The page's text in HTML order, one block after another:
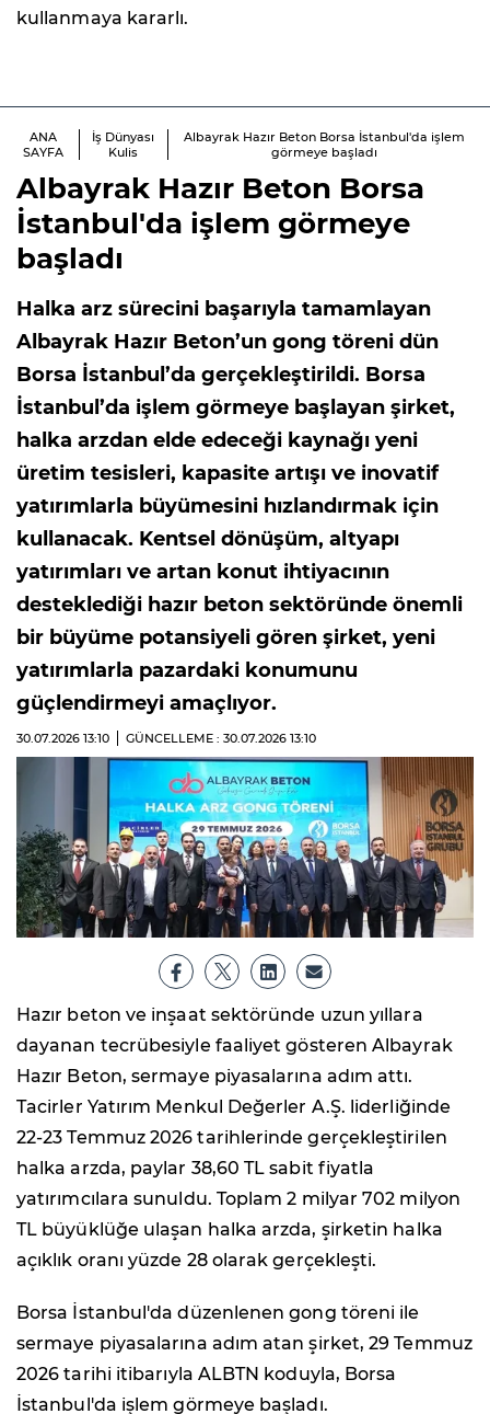
kullanmaya kararlı.
ANA
SAYFA
İş Dünyası
Kulis
Albayrak Hazır Beton Borsa İstanbul'da işlem
görmeye başladı
Albayrak Hazır Beton Borsa
İstanbul'da işlem görmeye
başladı
Halka arz sürecini başarıyla tamamlayan
Albayrak Hazır Beton’un gong töreni dün
Borsa İstanbul’da gerçekleştirildi. Borsa
İstanbul’da işlem görmeye başlayan şirket,
halka arzdan elde edeceği kaynağı yeni
üretim tesisleri, kapasite artışı ve inovatif
yatırımlarla büyümesini hızlandırmak için
kullanacak. Kentsel dönüşüm, altyapı
yatırımları ve artan konut ihtiyacının
desteklediği hazır beton sektöründe önemli
bir büyüme potansiyeli gören şirket, yeni
yatırımlarla pazardaki konumunu
güçlendirmeyi amaçlıyor.
30.07.2026 13:10 GÜNCELLEME : 30.07.2026 13:10
Hazır beton ve inşaat sektöründe uzun yıllara
dayanan tecrübesiyle faaliyet gösteren Albayrak
Hazır Beton, sermaye piyasalarına adım attı.
Tacirler Yatırım Menkul Değerler A.Ş. liderliğinde
22-23 Temmuz 2026 tarihlerinde gerçekleştirilen
halka arzda, paylar 38,60 TL sabit fiyatla
yatırımcılara sunuldu. Toplam 2 milyar 702 milyon
TL büyüklüğe ulaşan halka arzda, şirketin halka
açıklık oranı yüzde 28 olarak gerçekleşti.
Borsa İstanbul'da düzenlenen gong töreni ile
sermaye piyasalarına adım atan şirket, 29 Temmuz
2026 tarihi itibarıyla ALBTN koduyla, Borsa
İstanbul'da işlem görmeye başladı.